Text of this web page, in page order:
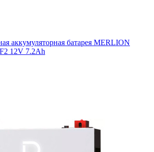
аккумуляторная батарея MERLION
12V 7.2Ah